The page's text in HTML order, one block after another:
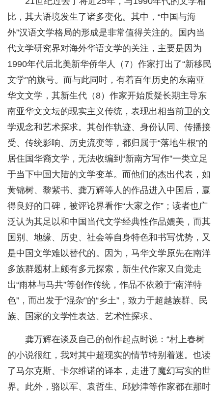
比，其大语境发生了诸多变化。其中，“中国与海
外”汉语文学格局的形成是非常值得关注的。国内当
代文学研究界对海外华语文学的关注，主要是因为
1990年代后北美新华侨华人（7）作家打出了“新移民
文学”的旗号。而与此同时，有着百年历史的东南亚
华文文学，其新生代（8）作家开始质疑长期主导东
南亚华文文坛的现实主义传统，表现出相当前卫的文
学观念和艺术探求。其创作轨迹、身份认同、传播接
受、传统影响、历史流变等，都归属于“落地生根”的
居住国华裔文学，无法收编到“新南方写作”一类立足
于当下中国大陆的文学变革。而他们的杰出代表，如
黄锦树、黎紫书、龚万辉等人的作品进入中国后，赢
得良好的口碑，被评论界看作“大家之作”；读者也广
泛认为其足以和中国当代文学经典性作品媲美，而其
国别、地缘、历史、社会等自身特色和书写优势，又
是中国文学难以替代的。因为，马华文学原先在南洋
多族群题材上颇有多元探索，新生代作家又自觉走
出“雨林与马共”等创作传统，作品不依赖于“南洋特
色”，而出发于“混杂”的“乡土”，致力于超越族群、民
族、国家的文学性表达、艺术性探求。
龚万辉在谈及自己的创作起点时说：“村上春树
的小说很红，我对其中超现实的情节特别着迷。也读
了马尔克斯、卡尔维诺的译本，走进了魔幻写实的世
界。此外，骆以军、袁哲生、邱妙津等作家都在那时